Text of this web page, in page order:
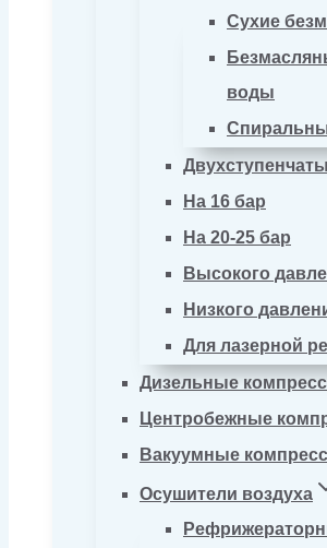
Сухие
воды
На 16 бар
На 20-25 бар
Высокого
Низкого
Для лазерной
Дизельные
Центробежные
Вакуумные
Осушители воздуха